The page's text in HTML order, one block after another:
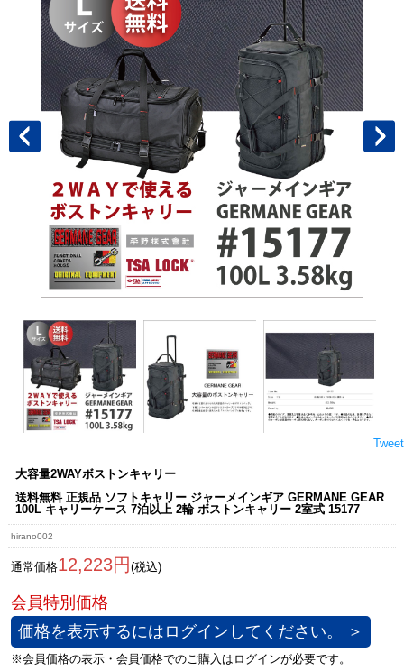
Tweet
大容量2WAYボストンキャリー
送料無料 正規品 ソフトキャリー ジャーメインギア GERMANE GEAR
100L キャリーケース 7泊以上 2輪 ボストンキャリー 2室式 15177
hirano002
通常価格12,223円 (税込)
価格を表示するにはログインしてください。 ＞